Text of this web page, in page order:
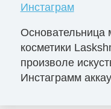
Инстаграм
Основательница
косметики
произволе
Инстаграмм